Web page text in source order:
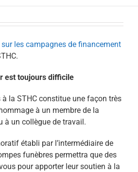
sur les campagnes de financement
est toujours difficile
à la STHC constitue une façon très
à un membre de la
à un collègue de travail.
établi par l’intermédiaire de
funèbres permettra que des
pour apporter leur soutien à la